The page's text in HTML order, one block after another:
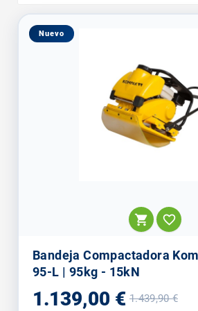
Nuevo
 
Bandeja Compactadora
95-L | 95kg - 15kN
1.139,00 € 1.439,90 €